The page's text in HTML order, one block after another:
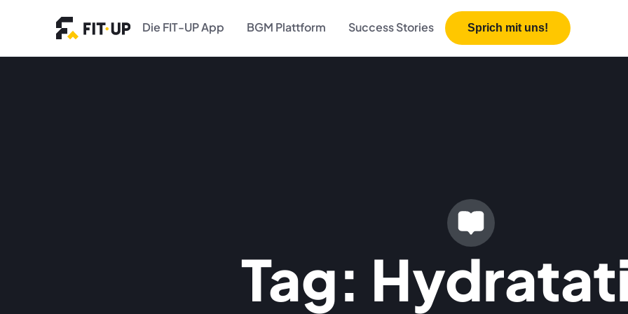
Die FIT-UP App BGM Plattform Success Stories Sprich mit uns!
Tag: